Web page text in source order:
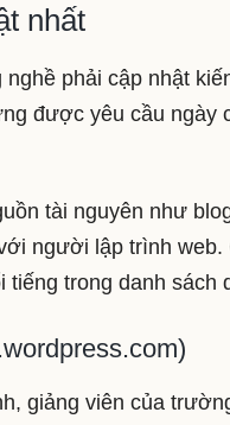
nhất
phải cập nhật
được yêu cầu ngày
tài nguyên như
người lập trình
tiếng trong danh sách
giảng viên của